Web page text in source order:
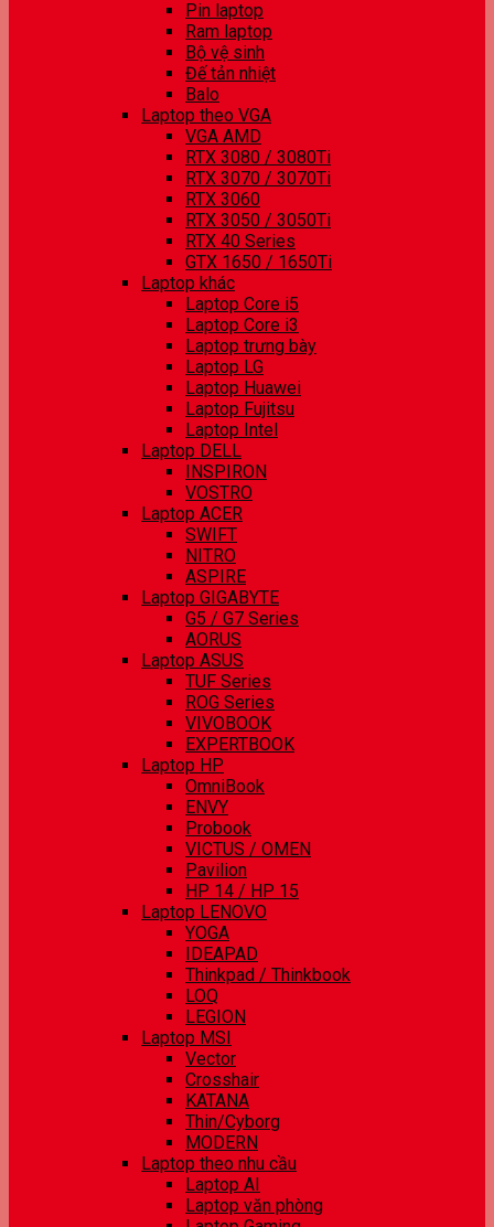
Pin laptop
Ram laptop
Bộ vệ sinh
Đế tản nhiệt
Balo
Laptop theo VGA
VGA AMD
RTX 3080 / 3080Ti
RTX 3070 / 3070Ti
RTX 3060
RTX 3050 / 3050Ti
RTX 40 Series
GTX 1650 / 1650Ti
Laptop khác
Laptop Core i5
Laptop Core i3
Laptop trưng bày
Laptop LG
Laptop Huawei
Laptop Fujitsu
Laptop Intel
Laptop DELL
INSPIRON
VOSTRO
Laptop ACER
SWIFT
NITRO
ASPIRE
Laptop GIGABYTE
G5 / G7 Series
AORUS
Laptop ASUS
TUF Series
ROG Series
VIVOBOOK
EXPERTBOOK
Laptop HP
OmniBook
ENVY
Probook
VICTUS / OMEN
Pavilion
HP 14 / HP 15
Laptop LENOVO
YOGA
IDEAPAD
Thinkpad / Thinkbook
LOQ
LEGION
Laptop MSI
Vector
Crosshair
KATANA
Thin/Cyborg
MODERN
Laptop theo nhu cầu
Laptop AI
Laptop văn phòng